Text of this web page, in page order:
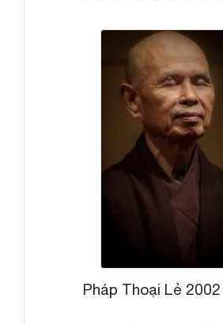
Pháp Thoại Lẻ